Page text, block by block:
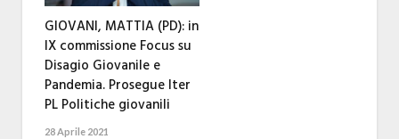
GIOVANI, MATTIA (PD): in
IX commissione Focus su
Disagio Giovanile e
Pandemia. Prosegue Iter
PL Politiche giovanili
28 Aprile 2021